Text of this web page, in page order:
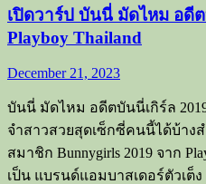
ดี
เจ
แซ่
มาเลเซีย
ดี
เปิดวาร์ป บันนี่ มัดไหม อดี
Playboy Thailand
December 21, 2023
บันนี่ มัดไหม อดีตบันนี่เกิร์ล
จำสาวสวยสุดเซ็กซี่คนนี้ได้บ้า
สมาชิก Bunnygirls 2019 จาก
เป็น แบรนด์แอมบาสเดอร์ตัวเต็